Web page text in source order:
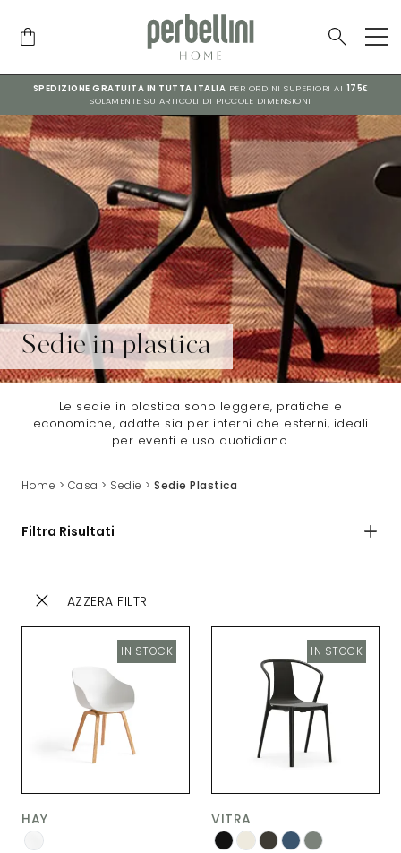
SPEDIZIONE GRATUITA IN TUTTA ITALIA PER ORDINI SUPERIORI AI 175€
SOLAMENTE SU ARTICOLI DI PICCOLE DIMENSIONI
Sedie in plastica
Le sedie in plastica sono leggere, pratiche e
economiche, adatte sia per interni che esterni, ideali
per eventi e uso quotidiano.
Home > Casa > Sedie > Sedie Plastica
Filtra Risultati
AZZERA FILTRI
HAY
IN STOCK
VITRA
IN STOCK